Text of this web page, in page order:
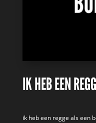
IK HEB EEN
ik heb een regge als een